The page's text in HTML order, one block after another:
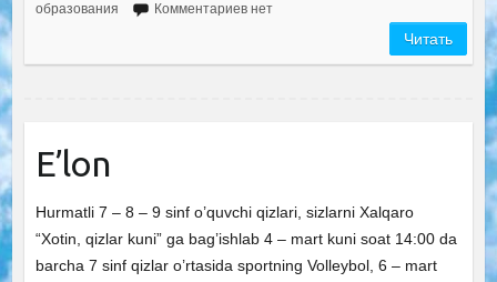
образования
Комментариев нет
Читать
E’lon
Hurmatli 7 – 8 – 9 sinf o’quvchi qizlari, sizlarni Xalqaro
“Xotin, qizlar kuni” ga bag’ishlab 4 – mart kuni soat 14:00 da
barcha 7 sinf qizlar o’rtasida sportning Volleybol, 6 – mart